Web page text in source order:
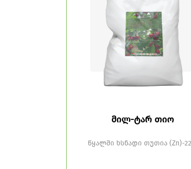
მილ-ტარ თიო
წყალში ხსნადი თუთია (Zn)-